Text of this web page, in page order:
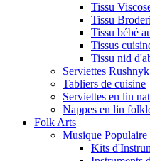
Tissu
Tissu
Tissu bébé
Tissus
Tissu nid
Serviettes Rushnyk
Tabliers de cuisine
Serviettes en lin
Nappes en lin
Folk Arts
Musique Populaire
Kits